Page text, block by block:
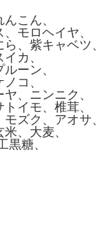
こん、
モロヘイヤ、
、紫キャベツ、
カ、
ーン、
コ、
、ニンニク、
イモ、椎茸、
ズク、アオサ、
、大麦、
糖、